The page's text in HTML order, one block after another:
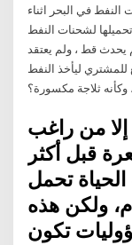
النفط في البحر اثناء
تحميلها لشحنات النفط. Jan 11, 2021 · صنع النفط التاريخ العام الماضي
يحدث قط ، ولم يعتقد
ليأخذ النفط
وكأنه ثلاجة مكسورة؟
من راغب
قبل أكثر
تحمل
ولكن هذه
تكون